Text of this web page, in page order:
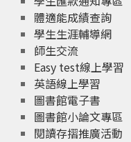
體適能成績查詢
學生生涯輔導網
師生交流
Easy test線上學習
英語線上學習
圖書館電子書
圖書館小論文專區
閱讀存摺推廣活動